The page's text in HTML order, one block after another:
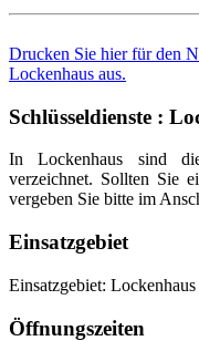
Drucken Sie hier für den
Lockenhaus aus.
Schlüsseldienste :
In Lockenhaus sind
verzeichnet. Sollten Sie
vergeben Sie bitte im
Einsatzgebiet
Einsatzgebiet: Lockenhaus
Öffnungszeiten